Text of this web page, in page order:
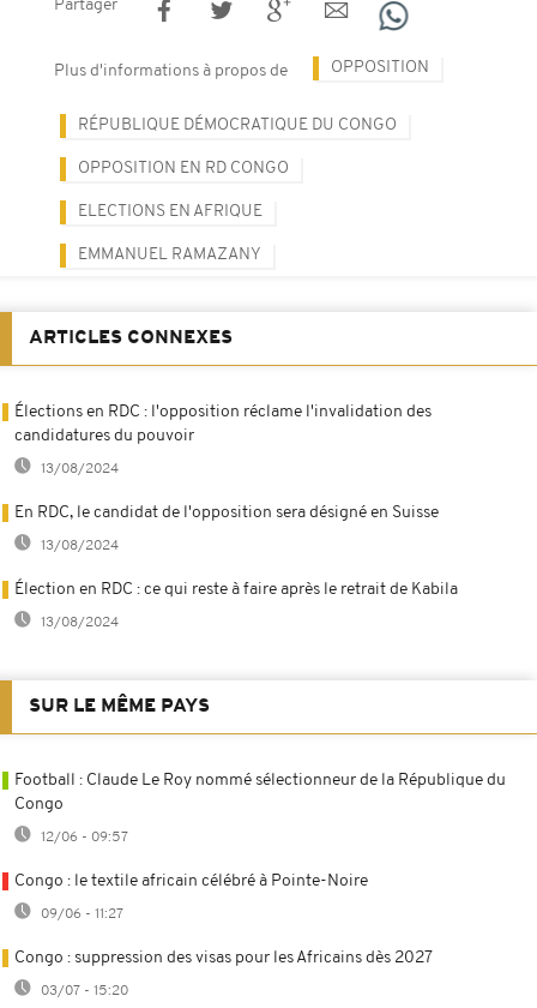
Partager
Plus d'informations à propos de OPPOSITION
RÉPUBLIQUE DÉMOCRATIQUE DU CONGO
OPPOSITION EN RD CONGO
ELECTIONS EN AFRIQUE
EMMANUEL RAMAZANY
ARTICLES CONNEXES
Élections en RDC : l'opposition réclame l'invalidation des
candidatures du pouvoir
13/08/2024
En RDC, le candidat de l'opposition sera désigné en Suisse
13/08/2024
Élection en RDC : ce qui reste à faire après le retrait de Kabila
13/08/2024
SUR LE MÊME PAYS
Football : Claude Le Roy nommé sélectionneur de la République du
Congo
12/06 - 09:57
Congo : le textile africain célébré à Pointe-Noire
09/06 - 11:27
Congo : suppression des visas pour les Africains dès 2027
03/07 - 15:20